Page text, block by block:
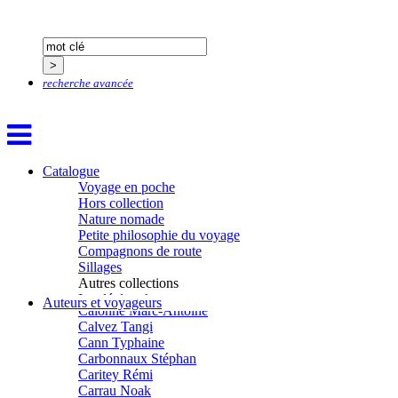
recherche avancée
Catalogue
Voyage en poche
Hors collection
Nature nomade
Petite philosophie du voyage
Compagnons de route
Sillages
Autres collections
La clé des champs
Chemins d’étoiles
Visions
Auteurs et voyageurs
Boch Anne-Laure
Boch Julie
Boillot Henri
Bourgault Pierrick
Brès Justine
Brès Romain
Brossier Éric
Buchy Franck
Buffon Bertrand
Buiron Daphné
Busquet Gérard
Cagnat René
Calonne Marc-Antoine
Calvez Tangi
Cann Typhaine
Carbonnaux Stéphan
Caritey Rémi
Carrau Noak